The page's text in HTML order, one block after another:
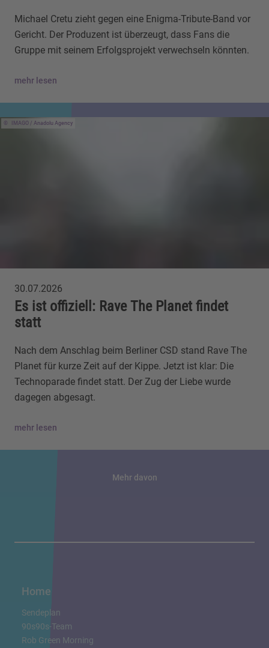
Michael Cretu zieht gegen eine Enigma-Tribute-Band vor
Gericht. Der Produzent ist überzeugt, dass Fans die
Gruppe mit seinem Erfolgsprojekt verwechseln könnten.
mehr lesen
IMAGO / Anadolu Agency
30.07.2026
Es ist offiziell: Rave The Planet findet
statt
Nach dem Anschlag beim Berliner CSD stand Rave The
Planet für kurze Zeit auf der Kippe. Jetzt ist klar: Die
Technoparade findet statt. Der Zug der Liebe wurde
dagegen abgesagt.
mehr lesen
Mehr davon
Home
Sendeplan
90s90s-Team
Rob Green Morning